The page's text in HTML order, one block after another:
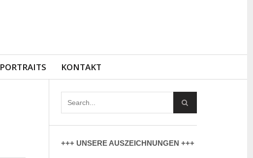
PORTRAITS KONTAKT
+++ UNSERE AUSZEICHNUNGEN +++